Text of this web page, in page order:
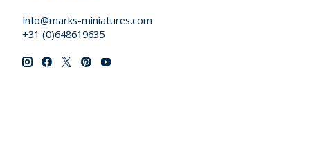
Info@marks-miniatures.com
+31 (0)648619635